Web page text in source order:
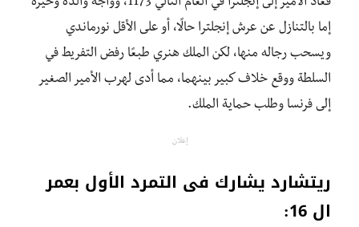
إما بالتنازل عن عرش إنجلترا حالًا، أو على الأقل نورماندي
ويسحب رجاله منها، لكن الملك هنري طبعًا رفض التفريط في
السلطة ووقع خلاف كبير بينهما، مما أدى لهرب الأمير الصغير
إلى فرنسا وطلب حماية الملك.
إعلان
ريتشارد يشارك فى التمرد الأول بعمر
ال 16: